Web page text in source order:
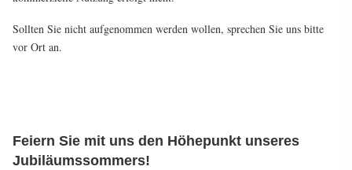
Sollten Sie nicht aufgenommen werden wollen, sprechen Sie uns bitte
vor Ort an.
Feiern Sie mit uns den Höhepunkt unseres
Jubiläumssommers!